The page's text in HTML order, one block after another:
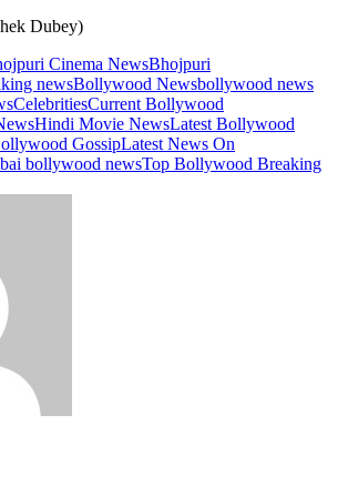
Dubey)
Cinema NewsBhojpuri
newsBollywood Newsbollywood news
CelebritiesCurrent Bollywood
Hindi Movie NewsLatest Bollywood
GossipLatest News On
bollywood newsTop Bollywood Breaking